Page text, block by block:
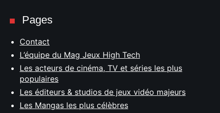
Pages
Contact
L’équipe du Mag Jeux High Tech
Les acteurs de cinéma, TV et séries les plus
populaires
Les éditeurs & studios de jeux vidéo majeurs
Les Mangas les plus célèbres